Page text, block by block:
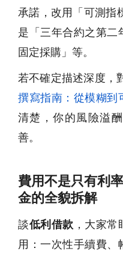
承諾，改用「可測指
是「三年合約之第二
固定採購」等。
若不確定描述深度，
撰寫指南：從模糊到
清楚，你的風險溢
善。
費用不是只有利
金的全貌拆解
談低利借款 ，大家
用：一次性手續費、